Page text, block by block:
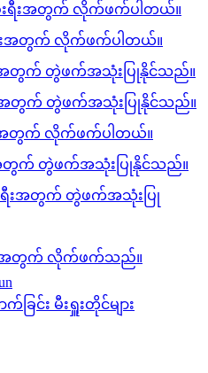
းရီးအတွက် လိုက်ဖက်ပါတယ်။
းရီးအတွက် လိုက်ဖက်ပါတယ်။
းအတွက် တွဲဖက်အသုံးပြုနိုင်သည်။
းအတွက် တွဲဖက်အသုံးပြုနိုင်သည်။
းအတွက် လိုက်ဖက်ပါတယ်။
အတွက် တွဲဖက်အသုံးပြုနိုင်သည်။
စီးရီးအတွက် တွဲဖက်အသုံးပြု
ရီးအတွက် လိုက်ဖက်သည်။
ခြင်း မီးရှူးတိုင်များ